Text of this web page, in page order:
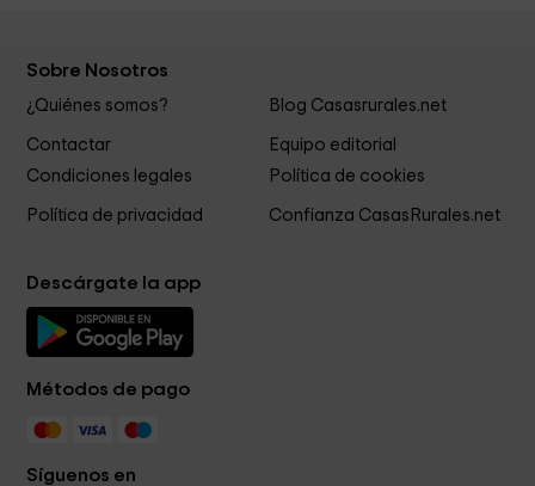
Sobre Nosotros
¿Quiénes somos? Blog Casasrurales.net
Contactar
Equipo editorial
Condiciones legales
Política de cookies
Política de privacidad Confianza CasasRurales.net
Descárgate la app
Métodos de pago
Síguenos en